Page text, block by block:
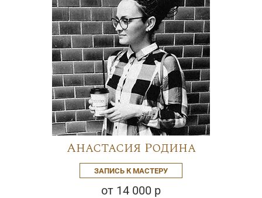
Анастасия Родина
ЗАПИСЬ К МАСТЕРУ
от 14 000 р